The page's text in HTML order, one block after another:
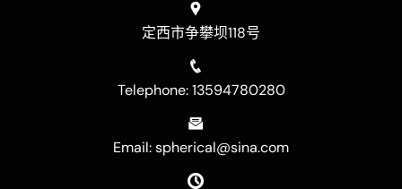
定西市争攀坝118号
Telephone: 13594780280
Email: spherical@sina.com